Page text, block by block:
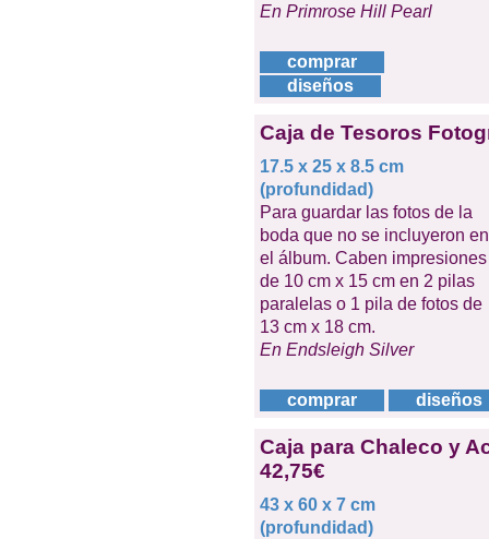
En Primrose Hill Pearl
comprar
diseños
Caja de Tesoros
17.5 x 25 x 8.5 cm
(profundidad)
Para guardar las fotos de la
boda que no se incluyeron en
el álbum. Caben impresiones
de 10 cm x 15 cm en 2 pilas
paralelas o 1 pila de fotos de
13 cm x 18 cm.
En Endsleigh Silver
comprar diseños
Caja para Chaleco y
42,75€
43 x 60 x 7 cm
(profundidad)